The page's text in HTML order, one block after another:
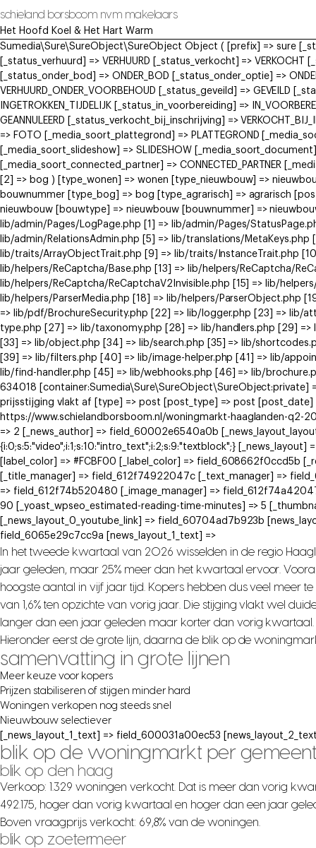
schieland borsboom nvm makelaars
Het Hoofd Koel & Het Hart Warm
Sumedia\Sure\SureObject\SureObject Object ( [prefix] => sure
[_status_verhuurd] => VERHUURD [_status_verkocht] =>
[_status_onder_bod] => ONDER_BOD [_status_onder_optie] =>
VERHUURD_ONDER_VOORBEHOUD [_status_geveild] => GEVEILD
INGETROKKEN_TIJDELIJK [_status_in_voorbereiding] =>
GEANNULEERD [_status_verkocht_bij_inschrijving] =>
=> FOTO [_media_soort_plattegrond] => PLATTEGROND
[_media_soort_slideshow] => SLIDESHOW
[_media_soort_connected_partner] => CONNECTED_PARTNER
[2] => bog ) [type_wonen] => wonen [type_nieuwbouw] =>
bouwnummer [type_bog] => bog [type_agrarisch] => agrarisch
nieuwbouw [bouwtype] => nieuwbouw [bouwnummer] =>
lib/admin/Pages/LogPage.php [1] => lib/admin/Pages/
lib/admin/RelationsAdmin.php [5] => lib/translations/
lib/traits/ArrayObjectTrait.php [9] => lib/traits/InstanceTrait.php
lib/helpers/ReCaptcha/Base.php [13] => lib/helpers/ReCaptcha/
lib/helpers/ReCaptcha/ReCaptchaV2Invisible.php [15] => lib/
lib/helpers/ParserMedia.php [18] => lib/helpers/ParserObject.php
=> lib/pdf/BrochureSecurity.php [22] => lib/logger.php [23] => lib/
type.php [27] => lib/taxonomy.php [28] => lib/handlers.php [29]
[33] => lib/object.php [34] => lib/search.php [35] => lib/
[39] => lib/filters.php [40] => lib/image-helper.php [41] => lib/
lib/find-handler.php [45] => lib/webhooks.php [46] => lib/
634018 [container:Sumedia\Sure\SureObject\SureObject:private]
prijsstijging vlakt af [type] => post [post_type] => post [post_date]
https://www.schielandborsboom.nl/woningmarkt-haaglanden-q2-
=> 2 [_news_author] => field_60002e6540a0b
{i:0;s:5:"video";i:1;s:10:"intro_text";i:2;s:9:"textblock";}
[label_color] => #FCBF00 [_label_color] => field_608662f0ccd5b
[_title_manager] => field_612f74922047c [_text_manager] =>
=> field_612f74b520480 [_image_manager] =>
90 [_yoast_wpseo_estimated-reading-time-minutes] => 5
[_news_layout_0_youtube_link] => field_60704ad7b923b
field_6065e29c7cc9a [news_layout_1_text] =>
In het tweede kwartaal van 2026 wisselden in de regio
jaar geleden, maar 25% meer dan het kwartaal ervoor.
hoogste aantal in vijf jaar tijd. Kopers hebben dus veel meer
van 1,6% ten opzichte van vorig jaar. Die stijging vlakt wel
langer dan een jaar geleden maar korter dan vorig kwartaal.
Hieronder eerst de grote lijn, daarna de blik op de
samenvatting in grote lijnen
Meer keuze voor kopers
Prijzen stabiliseren of stijgen minder hard
Woningen verkopen nog steeds snel
Nieuwbouw selectiever
[_news_layout_1_text] => field_600031a00ec53
blik op de woningmarkt per
blik op den haag
Verkoop: 1.329 woningen verkocht. Dat is meer dan vorig
492.175, hoger dan vorig kwartaal en hoger dan een jaar
Boven vraagprijs verkocht: 69,8% van de woningen.
blik op zoetermeer